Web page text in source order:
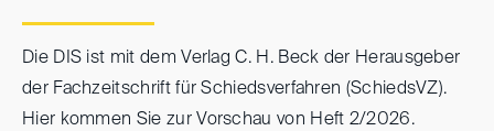
Die DIS ist mit dem Verlag C. H. Beck der Herausgeber
der Fachzeitschrift für Schiedsverfahren (SchiedsVZ).
Hier kommen Sie zur Vorschau von Heft 2/2026.